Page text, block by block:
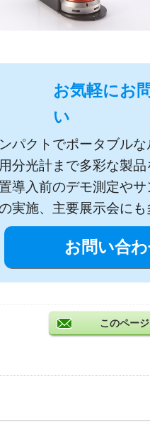
お気軽にお
い
パクトでポータブル
分光計まで多彩な製
導入前のデモ測定や
実施、主要展示会に
お問い合
このペー